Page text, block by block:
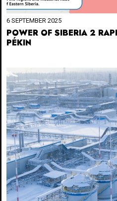
6 SEPTEMBER 2025
POWER OF SIBERIA 2
PÉKIN